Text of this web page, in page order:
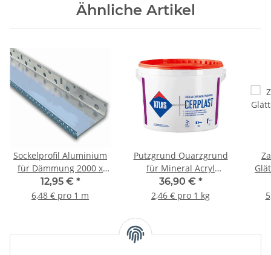
Ähnliche Artikel
Sockelprofil Aluminium
für Dämmung 2000 x
123 mm
12,95 € *
6,48 € pro 1 m
Putzgrund Quarzgrund
für Mineral Acryl
Mosaikputze ATLAS
CERPLAST Weiß 15Kg
36,90 € *
2,46 € pro 1 kg